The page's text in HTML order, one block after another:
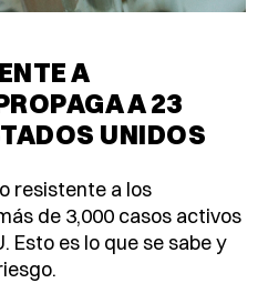
A
A 23
UNIDOS
resistente a los
de 3,000 casos activos
Esto es lo que se sabe y